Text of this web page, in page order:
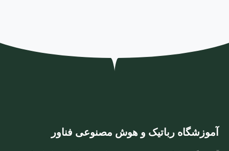
آموزشگاه رباتیک و هوش مصنوعی فناور